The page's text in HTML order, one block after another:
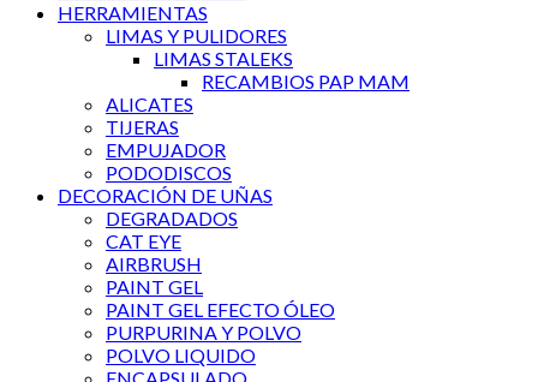
HERRAMIENTAS
LIMAS Y PULIDORES
LIMAS STALEKS
RECAMBIOS PAP MAM
ALICATES
TIJERAS
EMPUJADOR
PODODISCOS
DECORACIÓN DE UÑAS
DEGRADADOS
CAT EYE
AIRBRUSH
PAINT GEL
PAINT GEL EFECTO ÓLEO
PURPURINA Y POLVO
POLVO LIQUIDO